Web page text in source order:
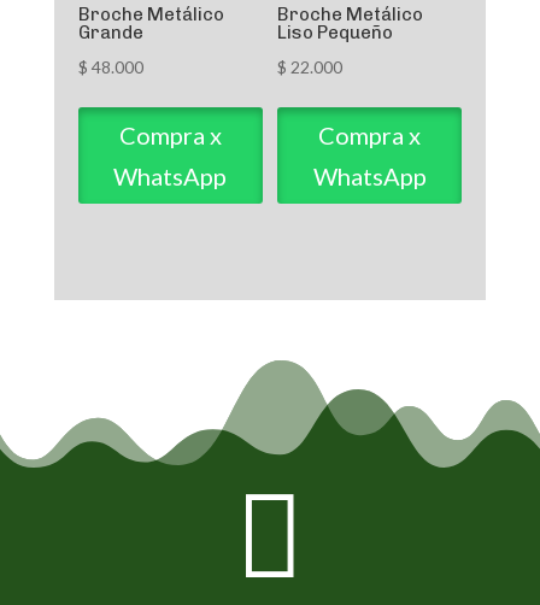
Broche Metálico
Grande
$ 48.000
Compra x
WhatsApp
Broche Metálico
Liso Pequeño
$ 22.000
Compra x
WhatsApp
